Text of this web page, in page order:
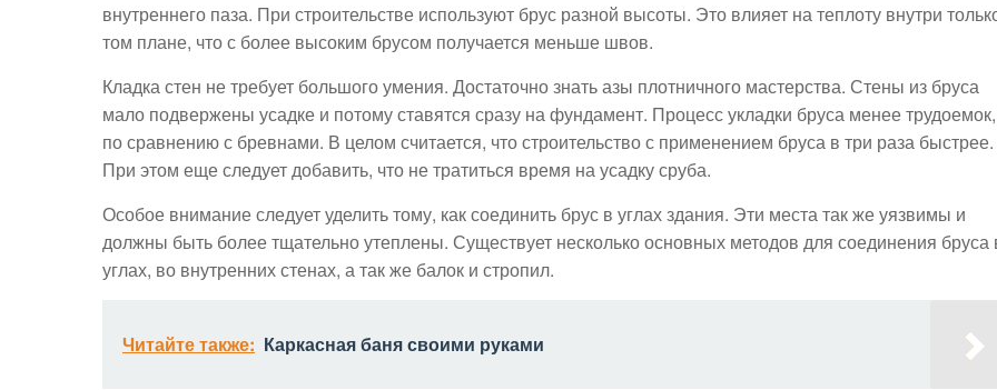
внутреннего паза. При строительстве используют брус разной высоты. Это влияет на теплоту внутри
том плане, что с более высоким брусом получается меньше швов.
Кладка стен не требует большого умения. Достаточно знать азы плотничного мастерства. Стены из бруса
мало подвержены усадке и потому ставятся сразу на фундамент. Процесс укладки бруса менее трудоемок,
по сравнению с бревнами. В целом считается, что строительство с применением бруса в три раза быстрее.
При этом еще следует добавить, что не тратиться время на усадку сруба.
Особое внимание следует уделить тому, как соединить брус в углах здания. Эти места так же уязвимы и
должны быть более тщательно утеплены. Существует несколько основных методов для соединения бруса
углах, во внутренних стенах, а так же балок и стропил.
Читайте также: Каркасная баня своими руками